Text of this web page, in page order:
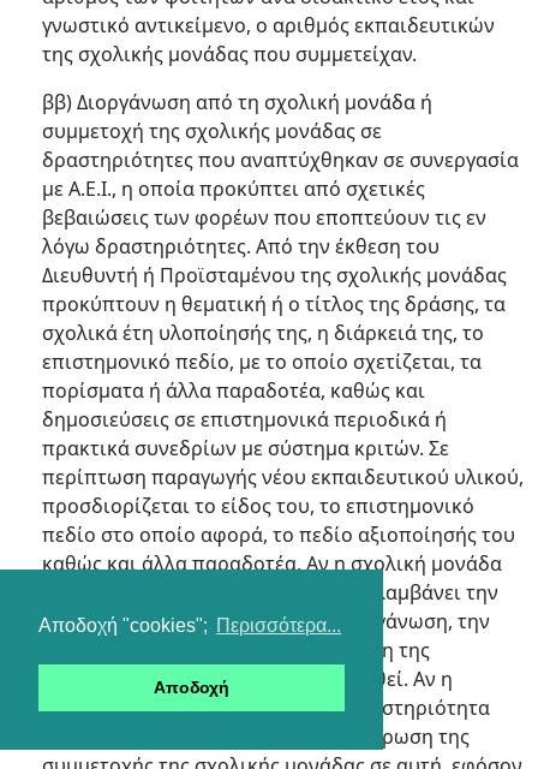
Αποδοχή "cookies"; Περισσότερα...
Αποδοχή
γνωστικό αντικείμενο, ο αριθμός εκπαιδευτικών
της σχολικής μονάδας που συμμετείχαν.
ββ) Διοργάνωση από τη σχολική μονάδα ή
συμμετοχή της σχολικής μονάδας σε
δραστηριότητες που αναπτύχθηκαν σε συνεργασία
με Α.Ε.Ι., η οποία προκύπτει από σχετικές
βεβαιώσεις των φορέων που εποπτεύουν τις εν
λόγω δραστηριότητες. Από την έκθεση του
Διευθυντή ή Προϊσταμένου της σχολικής μονάδας
προκύπτουν η θεματική ή ο τίτλος της δράσης, τα
σχολικά έτη υλοποίησής της, η διάρκειά της, το
επιστημονικό πεδίο, με το οποίο σχετίζεται, τα
πορίσματα ή άλλα παραδοτέα, καθώς και
δημοσιεύσεις σε επιστημονικά περιοδικά ή
πρακτικά συνεδρίων με σύστημα κριτών. Σε
περίπτωση παραγωγής νέου εκπαιδευτικού υλικού,
προσδιορίζεται το είδος του, το επιστημονικό
πεδίο στο οποίο αφορά, το πεδίο αξιοποίησής του
καθώς και άλλα παραδοτέα. Αν η σχολική μονάδα
διοργάνωσε τη δραστηριότητα, αναλαμβάνει την
υποχρέωση να τεκμηριώσει τη διοργάνωση, την
παρακολούθηση και την ολοκλήρωση της
δραστηριότητας, εφόσον αυτό ζητηθεί. Αν η
σχολική μονάδα συμμετείχε στη δραστηριότητα
χρειάζεται να τεκμηριωθεί η ολοκλήρωση της